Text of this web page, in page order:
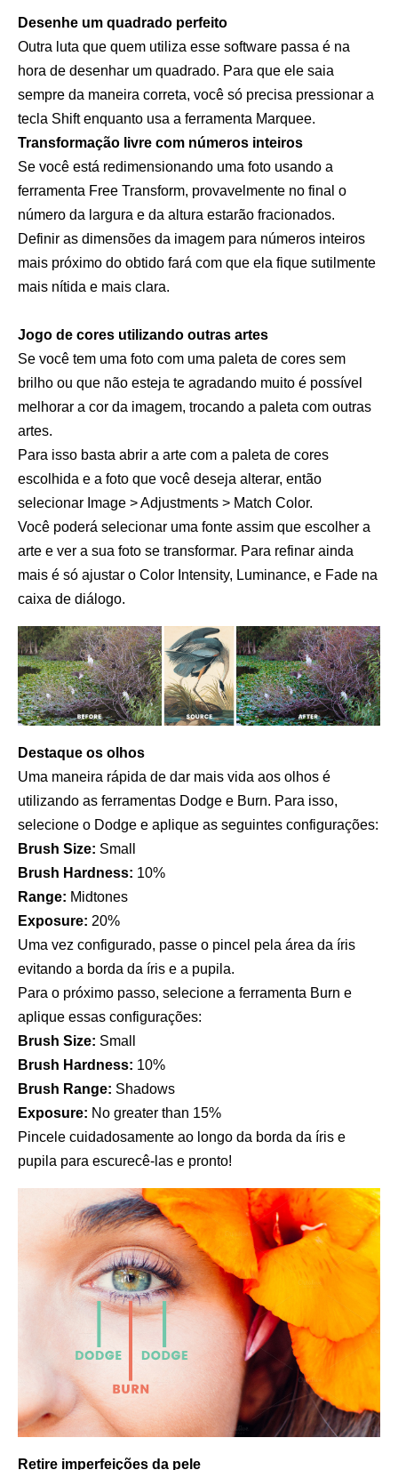
Desenhe um quadrado perfeito
Outra luta que quem utiliza esse software passa é na
hora de desenhar um quadrado. Para que ele saia
sempre da maneira correta, você só precisa pressionar a
tecla Shift enquanto usa a ferramenta Marquee.
Transformação livre com números inteiros
Se você está redimensionando uma foto usando a
ferramenta Free Transform, provavelmente no final o
número da largura e da altura estarão fracionados.
Definir as dimensões da imagem para números inteiros
mais próximo do obtido fará com que ela fique sutilmente
mais nítida e mais clara.
Jogo de cores utilizando outras artes
Se você tem uma foto com uma paleta de cores sem
brilho ou que não esteja te agradando muito é possível
melhorar a cor da imagem, trocando a paleta com outras
artes.
Para isso basta abrir a arte com a paleta de cores
escolhida e a foto que você deseja alterar, então
selecionar Image > Adjustments > Match Color.
Você poderá selecionar uma fonte assim que escolher a
arte e ver a sua foto se transformar. Para refinar ainda
mais é só ajustar o Color Intensity, Luminance, e Fade na
caixa de diálogo.
Destaque os olhos
Uma maneira rápida de dar mais vida aos olhos é
utilizando as ferramentas Dodge e Burn. Para isso,
selecione o Dodge e aplique as seguintes configurações:
Brush Size: Small
Brush Hardness: 10%
Range: Midtones
Exposure: 20%
Uma vez configurado, passe o pincel pela área da íris
evitando a borda da íris e a pupila.
Para o próximo passo, selecione a ferramenta Burn e
aplique essas configurações:
Brush Size: Small
Brush Hardness: 10%
Brush Range: Shadows
Exposure: No greater than 15%
Pincele cuidadosamente ao longo da borda da íris e
pupila para escurecê-las e pronto!
Retire imperfeições da pele